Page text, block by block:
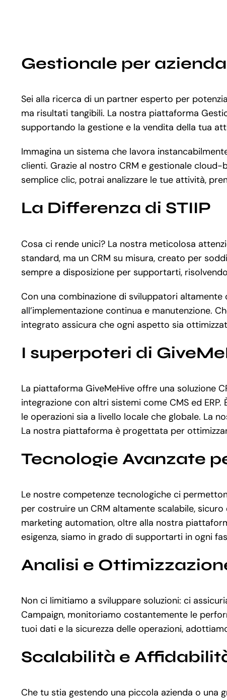
Gestionale per
Sei alla ricerca di un partner esperto per
ma risultati tangibili. La nostra piattaforma
supportando la gestione e la vendita della tua
Immagina un sistema che lavora
clienti. Grazie al nostro CRM e gestionale
semplice clic, potrai analizzare le tue attività,
La Differenza di STIIP
Cosa ci rende unici? La nostra meticolosa
standard, ma un CRM su misura, creato per
sempre a disposizione per supportarti,
Con una combinazione di sviluppatori
all’implementazione continua e manutenzione.
integrato assicura che ogni aspetto sia
I superpoteri di
La piattaforma GiveMeHive offre una soluzione
integrazione con altri sistemi come CMS ed
le operazioni sia a livello locale che globale. La
La nostra piattaforma è progettata per
Tecnologie Avanzate
Le nostre competenze tecnologiche ci
per costruire un CRM altamente scalabile,
marketing automation, oltre alla nostra
esigenza, siamo in grado di supportarti in ogni
Analisi e
Non ci limitiamo a sviluppare soluzioni: ci
Campaign, monitoriamo costantemente le
tuoi dati e la sicurezza delle operazioni,
Scalabilità e
Che tu stia gestendo una piccola azienda o